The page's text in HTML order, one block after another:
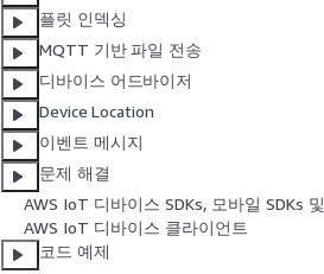
플릿 인덱싱
MQTT 기반 파일 전송
디바이스 어드바이저
Device Location
이벤트 메시지
문제 해결
AWS IoT 디바이스 SDKs, 모바일 SDKs 및
AWS IoT 디바이스 클라이언트
코드 예제